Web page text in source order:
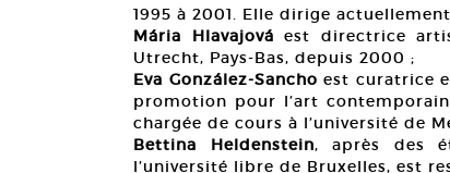
1995 à 2001. Elle dirige
Mária Hlavajová est directrice
Utrecht, Pays-Bas, depuis 2000 ;
Eva González-Sancho est curatrice
promotion pour l’art
chargée de cours à l’université de
Bettina Heldenstein, après des
l’université libre de Bruxelles, est